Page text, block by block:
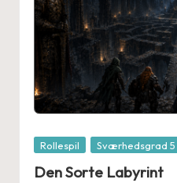
Posted
Rollespil Sværhedsgrad 5
Den Sorte Labyrint